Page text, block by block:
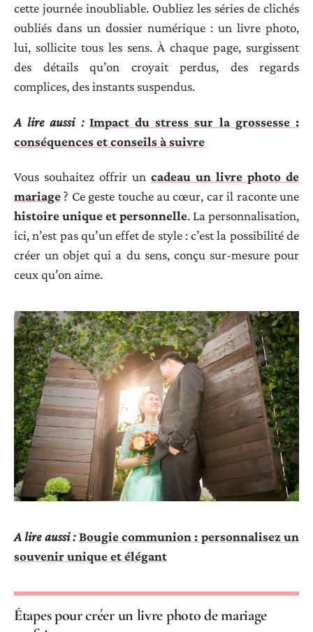
cette journée inoubliable. Oubliez les séries de clichés
oubliés dans un dossier numérique : un livre photo,
lui, sollicite tous les sens. À chaque page, surgissent
des détails qu’on croyait perdus, des regards
complices, des instants suspendus.
A lire aussi : Impact du stress sur la grossesse :
conséquences et conseils à suivre
Vous souhaitez offrir un cadeau un livre photo de
mariage? Ce geste touche au cœur, car il raconte une
histoire unique et personnelle. La personnalisation,
ici, n’est pas qu’un effet de style : c’est la possibilité de
créer un objet qui a du sens, conçu sur-mesure pour
ceux qu’on aime.
A lire aussi : Bougie communion : personnalisez un
souvenir unique et élégant
Étapes pour créer un livre photo de mariage